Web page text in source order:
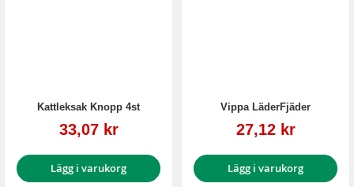
Kattleksak Knopp 4st
Reapris
33,07 kr
Lägg i varukorg
Vippa LäderFjäder
Reapris
27,12 kr
Lägg i varukorg